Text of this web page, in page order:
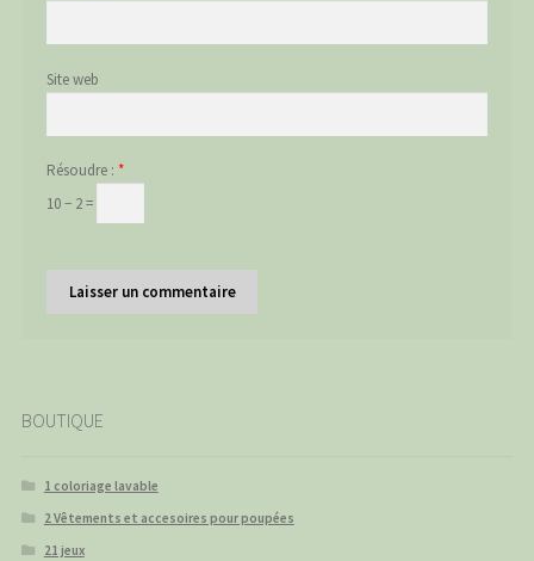
Site web
Résoudre : *
10 − 2 =
BOUTIQUE
1 coloriage lavable
2 Vêtements et accesoires pour poupées
21 jeux